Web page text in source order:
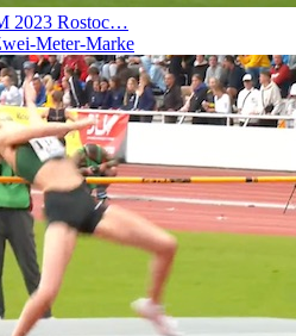
2023 Rostoc…
Meter-Marke